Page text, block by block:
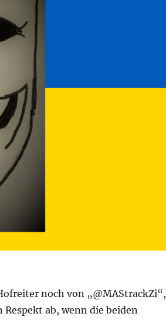
noch von „@MAStrackZi“,
ab, wenn die beiden